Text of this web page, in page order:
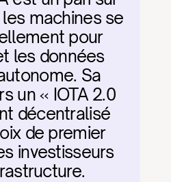
machines se
pour
les données
Sa
un « IOTA 2.0
décentralisé
de premier
investisseurs